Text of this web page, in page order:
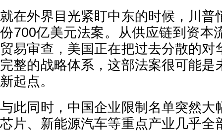
就在外界目光紧盯中东的时候，川普
份700亿美元法案。从供应链到资本
贸易审查，美国正在把过去分散的对
完整的战略体系，这部法案很可能是
新起点。
与此同时，中国企业限制名单突然大
芯片、新能源汽车等重点产业几乎全